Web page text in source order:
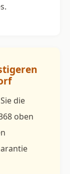
die
oben